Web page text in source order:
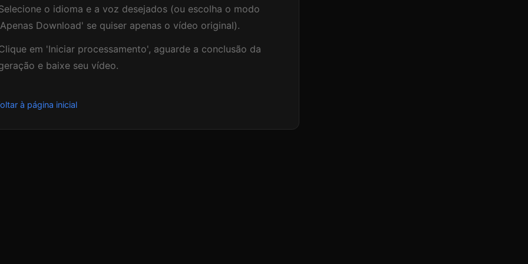
o idioma e a voz desejados (ou escolha o modo
Download' se quiser apenas o vídeo original).
em 'Iniciar processamento', aguarde a conclusão da
e baixe seu vídeo.
à página inicial